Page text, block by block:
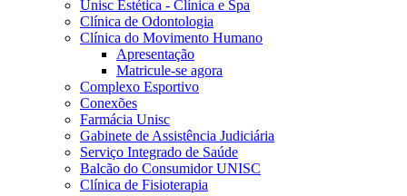
Unisc Estética - Clínica e Spa
Clínica de Odontologia
Clínica do Movimento Humano
Apresentação
Matricule-se agora
Complexo Esportivo
Conexões
Farmácia Unisc
Gabinete de Assistência Judiciária
Serviço Integrado de Saúde
Balcão do Consumidor UNISC
Clínica de Fisioterapia